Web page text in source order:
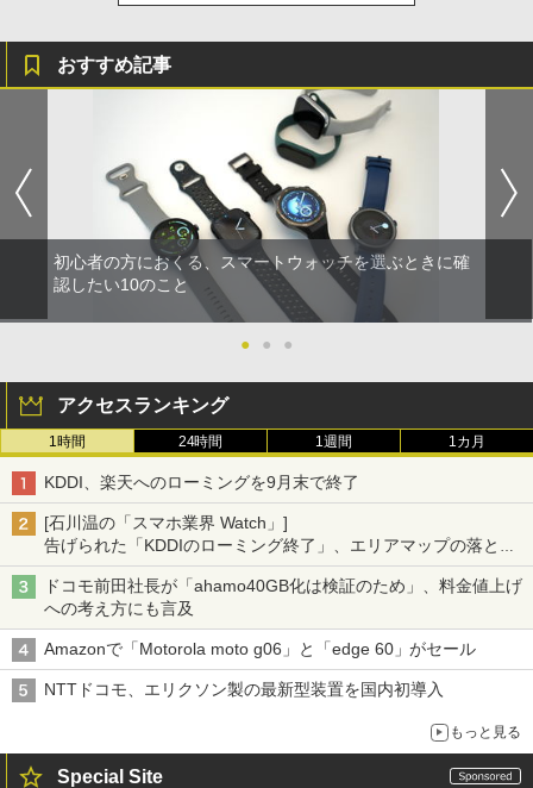
おすすめ記事
初心者の方におくる、スマートウォッチを選ぶときに確
認したい10のこと
● ● ●
アクセスランキング
1時間 24時間 1週間 1カ月
KDDI、楽天へのローミングを9月末で終了
[石川温の「スマホ業界 Watch」]
告げられた「KDDIのローミング終了」、エリアマップの落とし
穴と楽天モバイルの課題
ドコモ前田社長が「ahamo40GB化は検証のため」、料金値上げ
への考え方にも言及
Amazonで「Motorola moto g06」と「edge 60」がセール
NTTドコモ、エリクソン製の最新型装置を国内初導入
もっと見る
Special Site